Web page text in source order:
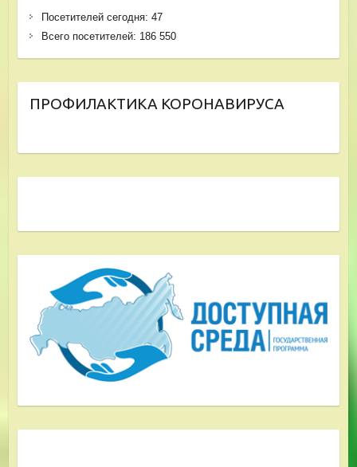
Посетителей сегодня: 47
Всего посетителей: 186 550
ПРОФИЛАКТИКА КОРОНАВИРУСА